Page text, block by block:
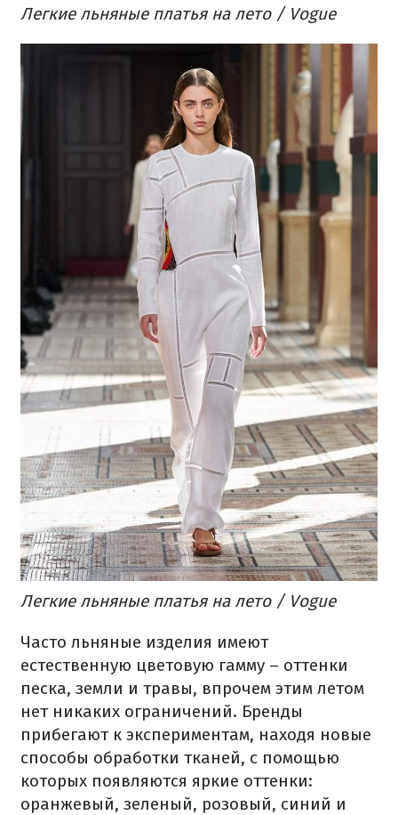
Легкие льняные платья на лето / Vogue
Легкие льняные платья на лето / Vogue
Часто льняные изделия имеют
естественную цветовую гамму – оттенки
песка, земли и травы, впрочем этим летом
нет никаких ограничений. Бренды
прибегают к экспериментам, находя новые
способы обработки тканей, с помощью
которых появляются яркие оттенки:
оранжевый, зеленый, розовый, синий и